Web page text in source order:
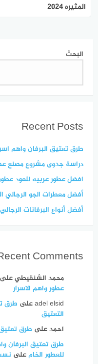
المثيره 2024
البحث
Recent Posts
طرق تعتيق البرفان واهم
دراسة جدوى مشروع مصنع
افضل عطور عربيه للعود
أفضل معطرات الجو الرجالي
أفضل أنواع البرفانات
Comments
محمد الشنقيطيعلى
عطور واهم الاسرار
adel elsidعلى طرق
التعتيق
احمدعلى طرق تعتيق
طرق تعتيق البرفان
للعطور الخامعلى